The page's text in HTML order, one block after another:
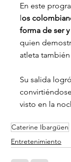
En este
los
forma de ser
quien
atleta
Su salida
visto en la
Caterine Ibargüen
Entretenimiento